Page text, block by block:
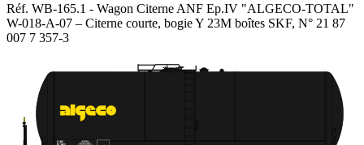
Réf. WB-165.1 - Wagon Citerne ANF Ep.IV "ALGECO-TOTAL"
W-018-A-07 – Citerne courte, bogie Y 23M boîtes SKF, N° 21 87
007 7 357-3